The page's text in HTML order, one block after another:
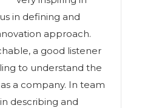
in defining and
approach.
a good listener
to understand the
a company. In team
describing and